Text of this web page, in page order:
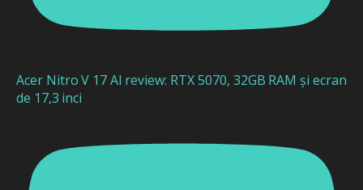
Acer Nitro V 17 AI review: RTX 5070, 32GB RAM și ecran
de 17,3 inci